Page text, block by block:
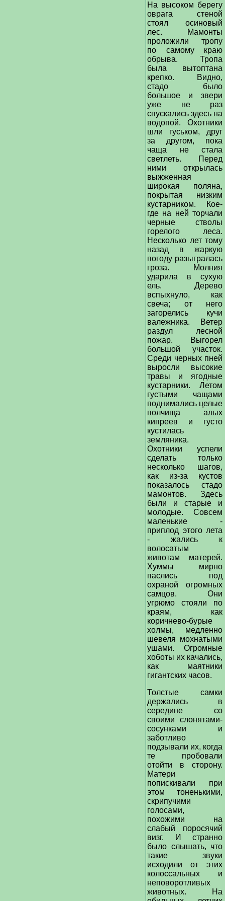
На высоком берегу
оврага стеной
стоял осиновый
лес. Мамонты
проложили тропу
по самому краю
обрыва. Тропа
была вытоптана
крепко. Видно,
стадо было
большое и звери
уже не раз
спускались здесь на
водопой. Охотники
шли гуськом, друг
за другом, пока
чаща не стала
светлеть. Перед
ними открылась
выжженная
широкая поляна,
покрытая низким
кустарником. Кое-
где на ней торчали
черные стволы
горелого леса.
Несколько лет тому
назад в жаркую
погоду разыгралась
гроза. Молния
ударила в сухую
ель. Дерево
вспыхнуло, как
свеча; от него
загорелись кучи
валежника. Ветер
раздул лесной
пожар. Выгорел
большой участок.
Среди черных пней
выросли высокие
травы и ягодные
кустарники. Летом
густыми чащами
поднимались целые
полчища алых
кипреев и густо
кустилась
земляника.
Охотники успели
сделать только
несколько шагов,
как из-за кустов
показалось стадо
мамонтов. Здесь
были и старые и
молодые. Совсем
маленькие -
приплод этого лета
- жались к
волосатым
животам матерей.
Хуммы мирно
паслись под
охраной огромных
самцов. Они
угрюмо стояли по
краям, как
коричнево-бурые
холмы, медленно
шевеля мохнатыми
ушами. Огромные
хоботы их качались,
как маятники
гигантских часов.
Толстые самки
держались в
середине со
своими слонятами-
сосунками и
заботливо
подзывали их, когда
те пробовали
отойти в сторону.
Матери
попискивали при
этом тоненькими,
скрипучими
голосами,
похожими на
слабый поросячий
визг. И странно
было слышать, что
такие звуки
исходили от этих
колоссальных и
неповоротливых
животных. На